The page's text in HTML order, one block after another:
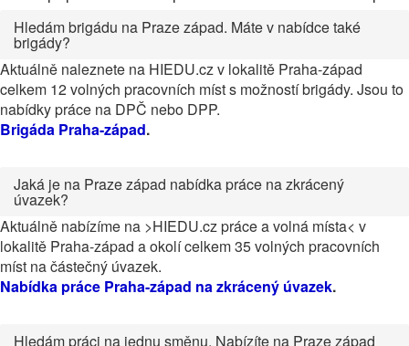
Hledám brigádu na Praze západ. Máte v nabídce také
brigády?
Aktuálně naleznete na HIEDU.cz v lokalitě Praha-západ
celkem 12 volných pracovních míst s možností brigády. Jsou to
nabídky práce na DPČ nebo DPP.
Brigáda Praha-západ.
Jaká je na Praze západ nabídka práce na zkrácený
úvazek?
Aktuálně nabízíme na >HIEDU.cz práce a volná místa< v
lokalitě Praha-západ a okolí celkem 35 volných pracovních
míst na částečný úvazek.
Nabídka práce Praha-západ na zkrácený úvazek.
Hledám práci na jednu směnu. Nabízíte na Praze západ